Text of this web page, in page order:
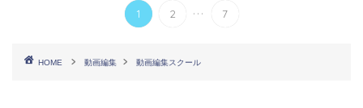
1 2 ... 7
HOME 動画編集 動画編集スクール